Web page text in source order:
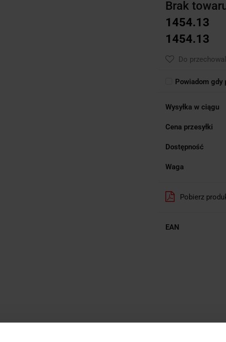
Brak
1454.13
1454.13
Do
Powiadom gdy
Wysyłka w ciągu
Cena przesyłki
Dostępność
Waga
Pobierz
EAN